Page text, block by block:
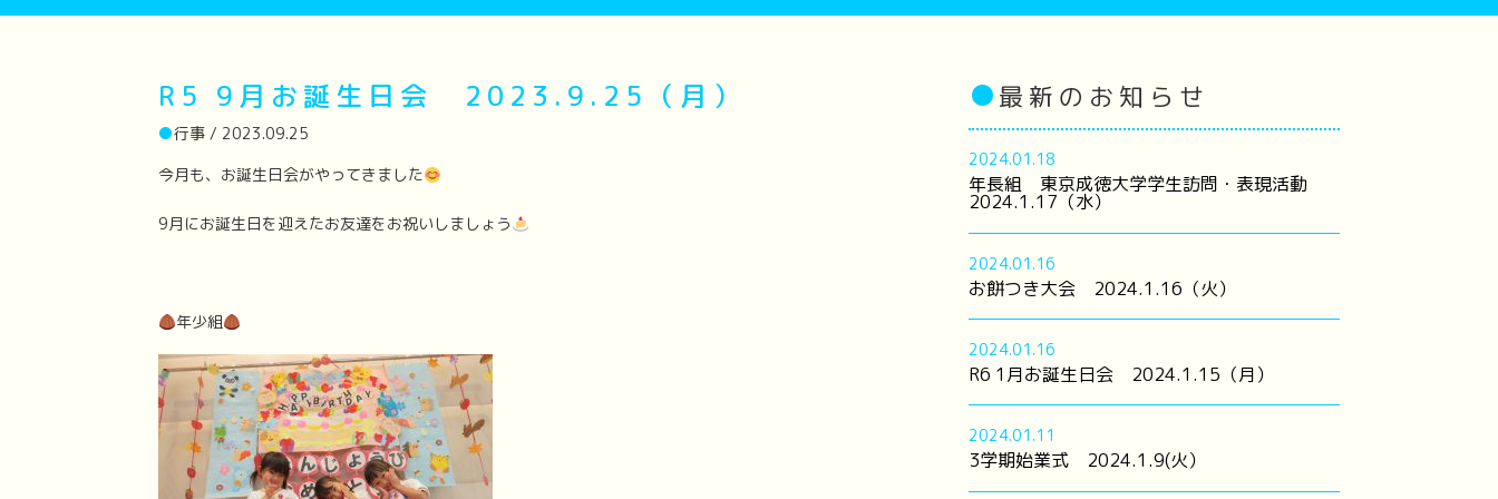
R5 9月お誕生日会 2023.9.25（月）
●行事 / 2023.09.25
今月も、お誕生日会がやってきました
9月にお誕生日を迎えたお友達をお祝いしましょう
年少組
●最新のお知らせ
2024.01.18
年長組 東京成徳大学学生訪問・表現活動
2024.1.17（水）
2024.01.16
お餅つき大会 2024.1.16（火）
2024.01.16
R6 1月お誕生日会 2024.1.15（月）
2024.01.11
3学期始業式 2024.1.9(火）